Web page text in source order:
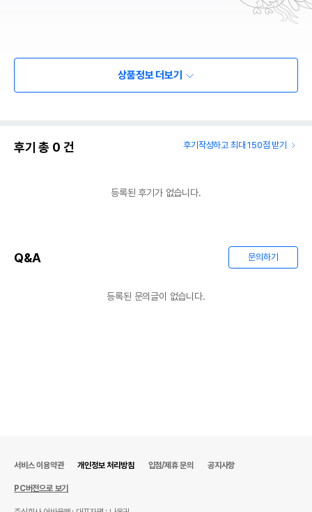
AS책임자와 전화번호
전화번호
상품정보 더보기
후기 총 0 건 후기작성하고 최대 150점 받기
등록된 후기가 없습니다.
Q&A 문의하기
등록된 문의글이 없습니다.
서비스 이용약관 개인정보 처리방침 입점/제휴 문의 공지사항
PC버전으로 보기